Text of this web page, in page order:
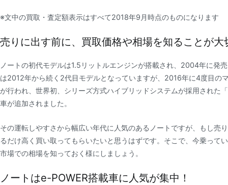
※文中の買取・査定額表示はすべて2018年9月時点のものになります
売りに出す前に、買取価格や相場を知ることが大
ノートの初代モデルは1.5リットルエンジンが搭載され、2004年に発
は2012年から続く2代目モデルとなっていますが、2016年に4度目の
が行われ、世界初、シリーズ方式ハイブリッドシステムが採用された
車が追加されました。
その運転しやすさから幅広い年代に人気のあるノートですが、もし売
るだけ高く買い取ってもらいたいと思うはずです。そこで、今乗って
市場での相場を知っておく様にしましょう。
ノートはe-POWER搭載車に人気が集中！